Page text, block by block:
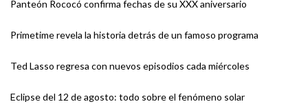
Panteón Rococó confirma fechas de su XXX aniversario
Primetime revela la historia detrás de un famoso programa
Ted Lasso regresa con nuevos episodios cada miércoles
Eclipse del 12 de agosto: todo sobre el fenómeno solar